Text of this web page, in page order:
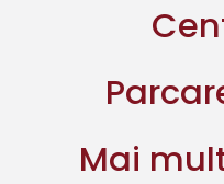
Mai